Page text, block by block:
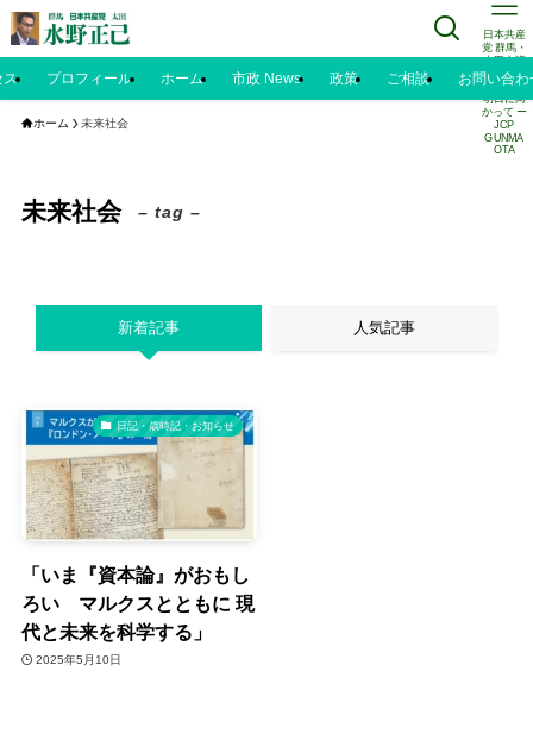
日本共産
党 群馬・
太田市議
水野正己
のブログ |
明日に向
かって ー
JCP
GUNMA
OTA
ス プロフィール ホーム 市政 News 政策 ご相談 お問い合わ
ホーム 未来社会
未来社会 – tag –
新着記事 人気記事
日記・歳時記・お知らせ
「いま『資本論』がおもし
ろい マルクスとともに 現
代と未来を科学する」
2025年5月10日